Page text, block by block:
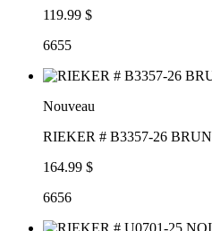
119.99 $
6655
Nouveau
RIEKER # B3357-26 BRUN
164.99 $
6656